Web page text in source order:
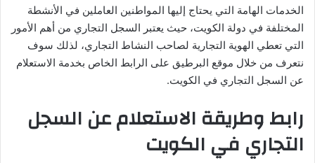
الخدمات الهامة التي يحتاج إليها المواطنين العاملين في الأنشطة
المختلفة في دولة الكويت، حيث يعتبر السجل التجاري من أهم الأمور
التي تعطي الهوية التجارية لصاحب النشاط التجاري، لذلك سوف
نتعرف من خلال موقع البرطيق على الرابط الخاص بخدمة الاستعلام
عن السجل التجاري في الكويت.
رابط وطريقة الاستعلام عن السجل
التجاري في الكويت